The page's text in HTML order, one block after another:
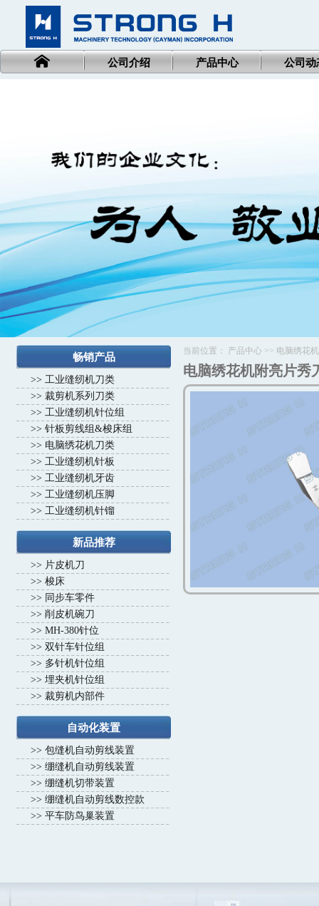
公司介绍 产品中心 公司动
畅销产品
>> 工业缝纫机刀类
>> 裁剪机系列刀类
>> 工业缝纫机针位组
>> 针板剪线组&梭床组
>> 电脑绣花机刀类
>> 工业缝纫机针板
>> 工业缝纫机牙齿
>> 工业缝纫机压脚
>> 工业缝纫机针镏
新品推荐
>> 片皮机刀
>> 梭床
>> 同步车零件
>> 削皮机碗刀
>> MH-380针位
>> 双针车针位组
>> 多针机针位组
>> 埋夹机针位组
>> 裁剪机内部件
自动化装置
>> 包缝机自动剪线装置
>> 绷缝机自动剪线装置
>> 绷缝机切带装置
>> 绷缝机自动剪线数控款
>> 平车防鸟巢装置
当前位置： 产品中心 >> 电脑绣花
电脑绣花机附亮片秀